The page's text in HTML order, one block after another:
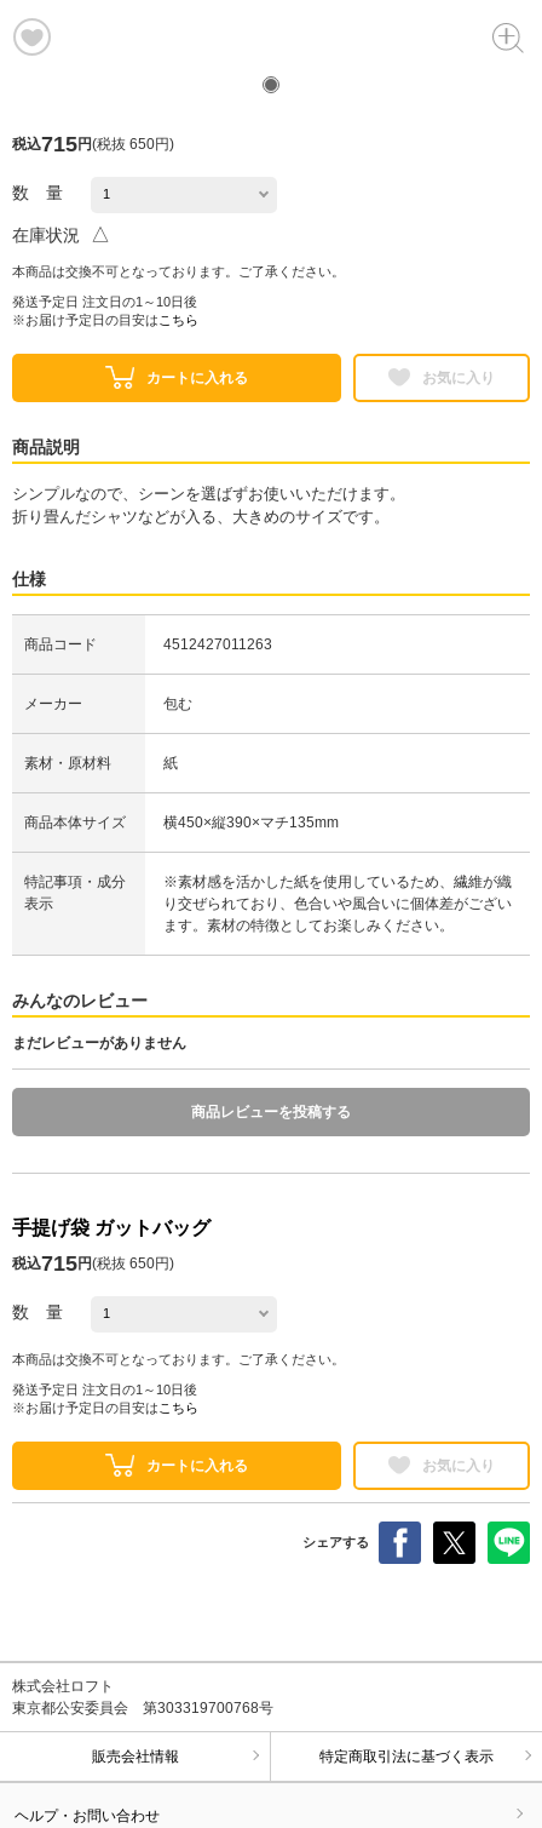
税込715円(税抜 650円)
数 量
在庫状況 △
本商品は交換不可となっております。ご了承ください。
発送予定日 注文日の1～10日後
※お届け予定日の目安は こちら
カートに入れる お気に入り
商品説明
シンプルなので、シーンを選ばずお使いいただけます。
折り畳んだシャツなどが入る、大きめのサイズです。
仕様
商品コード 4512427011263
メーカー 包む
素材・原材料 紙
商品本体サイズ 横450×縦390×マチ135mm
特記事項・成分
表示
※素材感を活かした紙を使用しているため、繊維が織
り交ぜられており、色合いや風合いに個体差がござい
ます。素材の特徴としてお楽しみください。
みんなのレビュー
まだレビューがありません
商品レビューを投稿する
手提げ袋 ガットバッグ
税込715円(税抜 650円)
数 量
本商品は交換不可となっております。ご了承ください。
発送予定日 注文日の1～10日後
※お届け予定日の目安は こちら
カートに入れる お気に入り
シェアする
株式会社ロフト
東京都公安委員会 第303319700768号
販売会社情報 特定商取引法に基づく表示
ヘルプ・お問い合わせ